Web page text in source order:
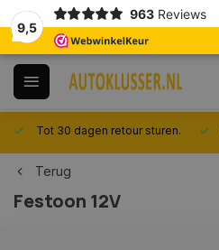
9,5
963 Reviews
Tot 30 dagen retour sturen.
Terug
Festoon 12V